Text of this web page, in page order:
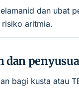
dan ubat
aritmia.
dan
bagi kusta atau